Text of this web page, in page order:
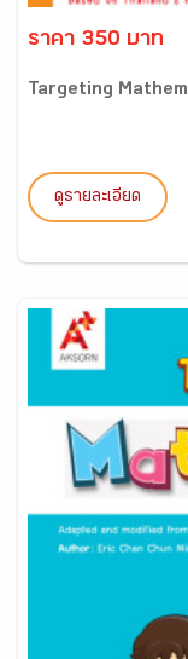
ราคา 350 บาท
Targeting
ดูรายละเอียด